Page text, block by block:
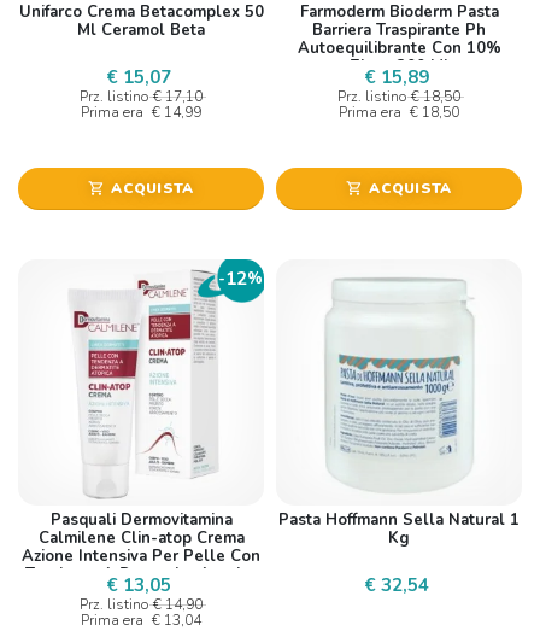
Unifarco Crema Betacomplex 50
Ml Ceramol Beta
€ 15,07
Prz. listino € 17,10
Prima era € 14,99
shopping_cart ACQUISTA
Farmoderm Bioderm Pasta
Barriera Traspirante Ph
Autoequilibrante Con 10%
Zinco 300 Ml
€ 15,89
Prz. listino € 18,50
Prima era € 18,50
shopping_cart ACQUISTA
-12%
Pasquali Dermovitamina
Calmilene Clin-atop Crema
Azione Intensiva Per Pelle Con
Tendenza A Dermatite Atopica
50 Ml
€ 13,05
Prz. listino € 14,90
Prima era € 13,04
Pasta Hoffmann Sella Natural 1
Kg
€ 32,54